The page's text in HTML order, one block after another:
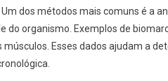
dos métodos mais comuns é a
do organismo. Exemplos de
Esses dados ajudam a